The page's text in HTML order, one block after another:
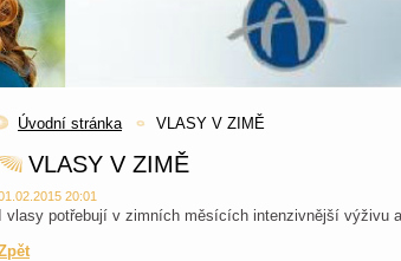
Úvodní stránka VLASY V ZIMĚ
VLASY V ZIMĚ
20:01
I vlasy potřebují v zimních měsících intenzivnější výživu